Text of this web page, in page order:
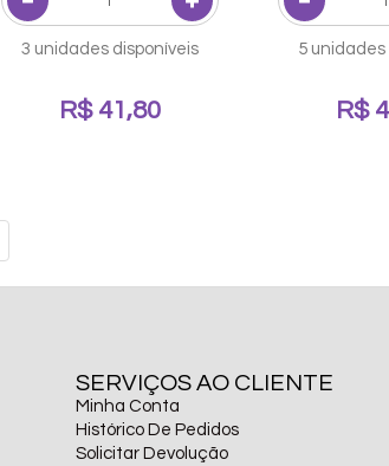
3 unidades disponíveis
R$ 41,80
5 unidades
R$
SERVIÇOS AO CLIENTE
Minha Conta
Histórico De Pedidos
Solicitar Devolução